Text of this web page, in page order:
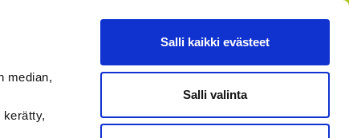
median,
kerätty,
Salli kaikki evästeet
Salli valinta
FI SV EN RU
MENU